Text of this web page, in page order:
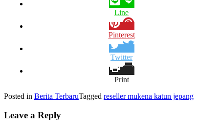
Line
Pinterest
Twitter
Print
Posted in Berita TerbaruTagged reseller mukena katun jepang
Leave a Reply